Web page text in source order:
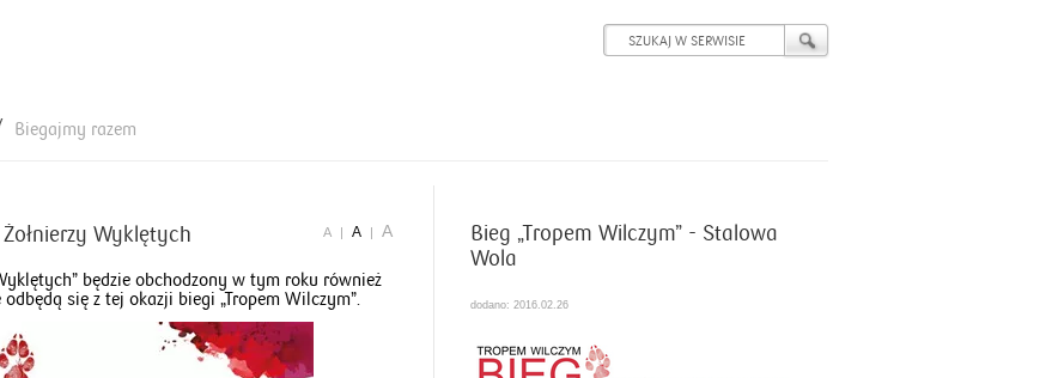
Biegajmy razem
A | A | A
Wyklętych
będzie obchodzony w tym roku również
się z tej okazji biegi „Tropem Wilczym”.
Bieg „Tropem Wilczym” - Stalowa
Wola
dodano: 2016.02.26